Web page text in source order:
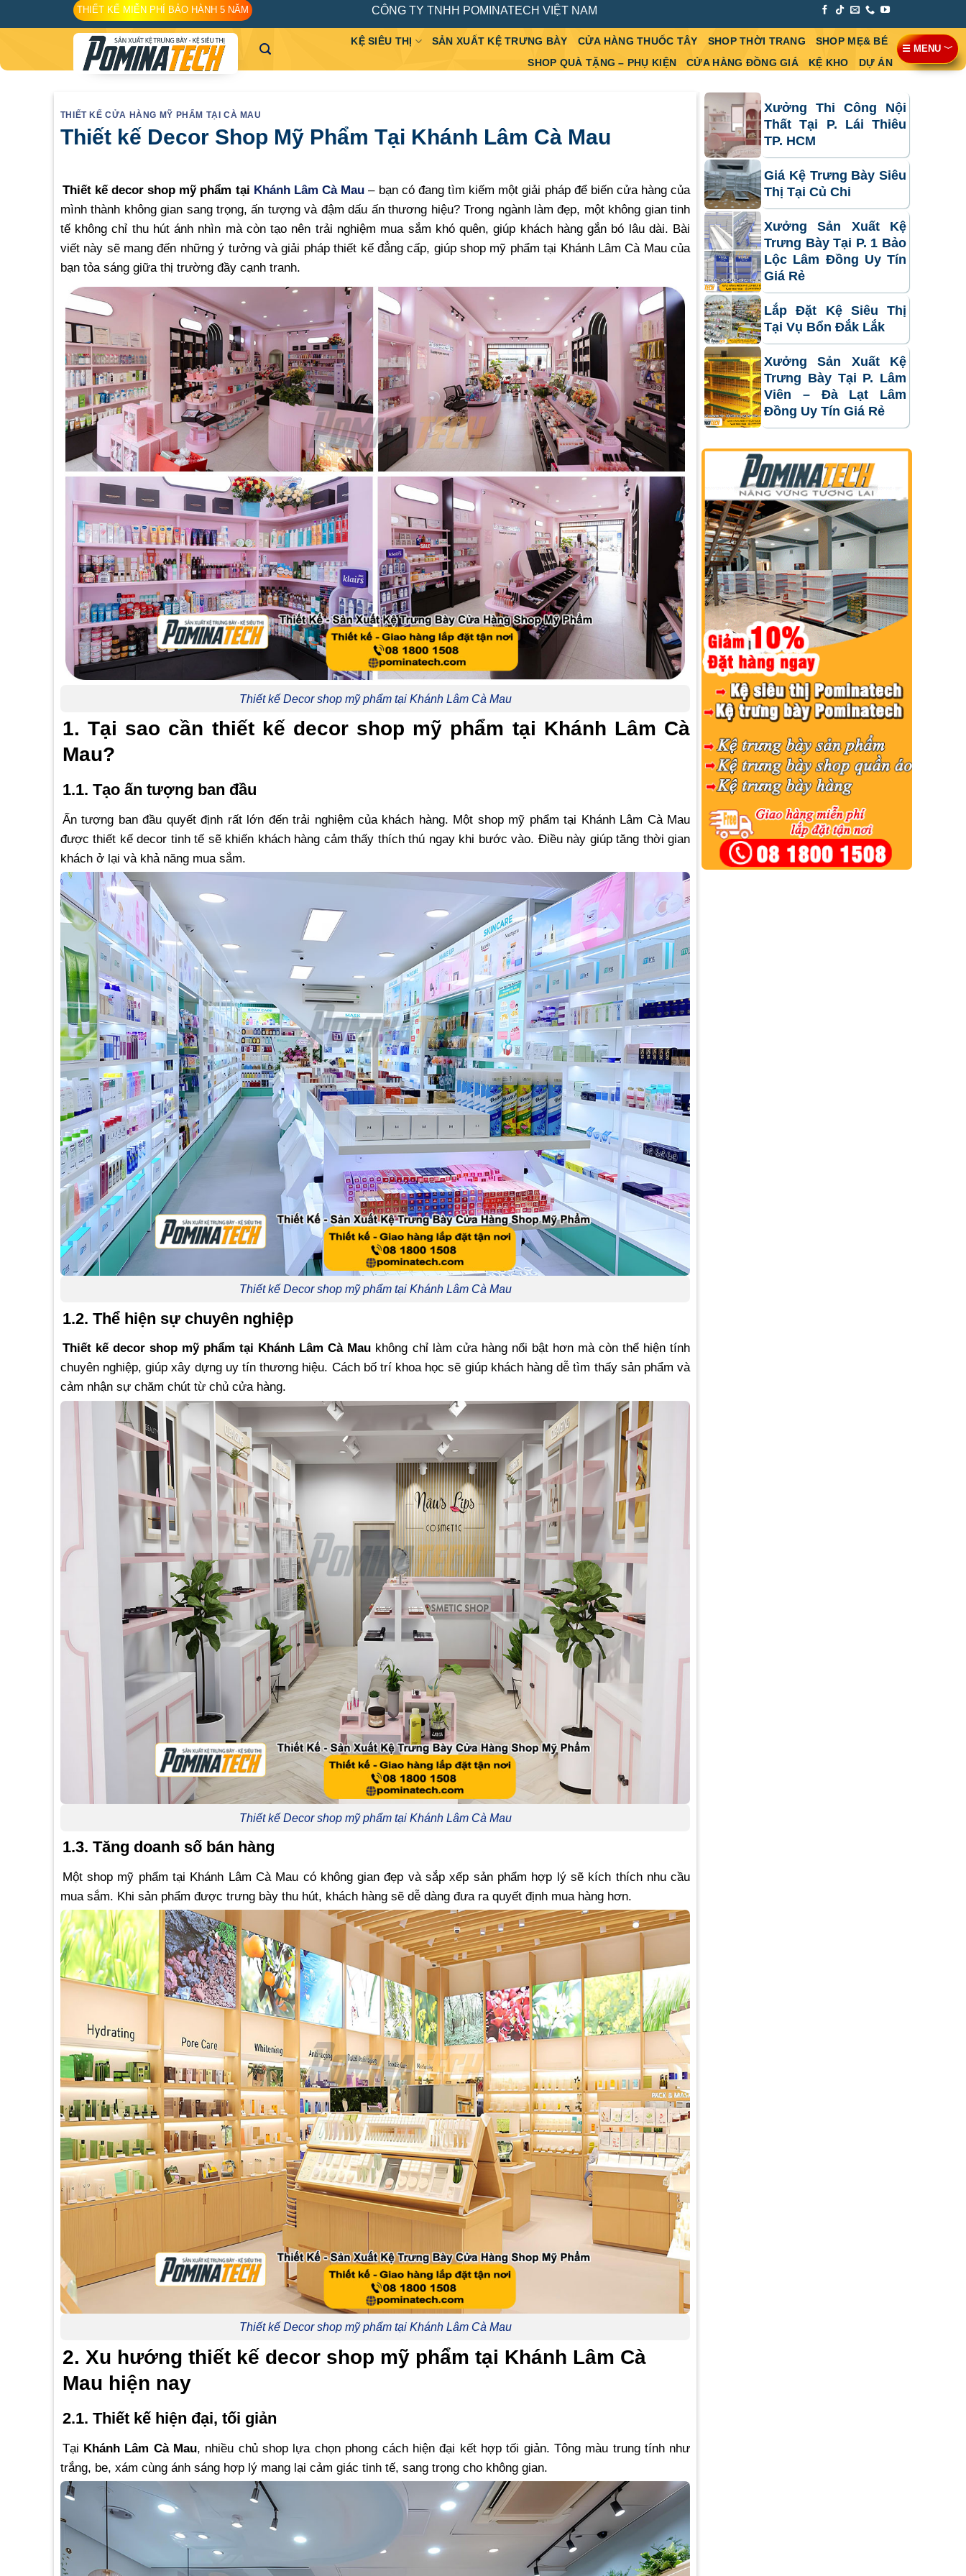
to
THIẾT KẾ MIỄN PHÍ BẢO HÀNH 5 NĂM CÔNG TY TNHH POMINATECH VIỆT NAM
KỆ SIÊU THỊ SẢN XUẤT KỆ TRƯNG BÀY CỬA HÀNG THUỐC TÂY SHOP THỜI TRANG
SHOP MẸ& BÉ
SHOP QUÀ TẶNG – PHỤ KIỆN
CỬA HÀNG ĐỒNG GIÁ KỆ KHO DỰ ÁN
THIẾT KẾ CỬA HÀNG MỸ PHẨM TẠI CÀ MAU
Thiết kế Decor Shop Mỹ Phẩm Tại Khánh Lâm Cà Mau
Thiết kế decor shop mỹ phẩm tại Khánh Lâm Cà Mau – bạn có đang tìm kiếm một giải pháp để biến cửa hàng của
mình thành không gian sang trọng, ấn tượng và đậm dấu ấn thương hiệu? Trong ngành làm đẹp, một không gian tinh
tế không chỉ thu hút ánh nhìn mà còn tạo nên trải nghiệm mua sắm khó quên, giúp khách hàng gắn bó lâu dài. Bài
viết này sẽ mang đến những ý tưởng và giải pháp thiết kế đẳng cấp, giúp shop mỹ phẩm tại Khánh Lâm Cà Mau của
bạn tỏa sáng giữa thị trường đầy cạnh tranh.
Thiết kế Decor shop mỹ phẩm tại Khánh Lâm Cà Mau
1. Tại sao cần thiết kế decor shop mỹ phẩm tại Khánh Lâm Cà
Mau?
1.1. Tạo ấn tượng ban đầu
Ấn tượng ban đầu quyết định rất lớn đến trải nghiệm của khách hàng. Một shop mỹ phẩm tại Khánh Lâm Cà Mau
được thiết kế decor tinh tế sẽ khiến khách hàng cảm thấy thích thú ngay khi bước vào. Điều này giúp tăng thời gian
khách ở lại và khả năng mua sắm.
Thiết kế Decor shop mỹ phẩm tại Khánh Lâm Cà Mau
1.2. Thể hiện sự chuyên nghiệp
Thiết kế decor shop mỹ phẩm tại Khánh Lâm Cà Mau không chỉ làm cửa hàng nổi bật hơn mà còn thể hiện tính
chuyên nghiệp, giúp xây dựng uy tín thương hiệu. Cách bố trí khoa học sẽ giúp khách hàng dễ tìm thấy sản phẩm và
cảm nhận sự chăm chút từ chủ cửa hàng.
Thiết kế Decor shop mỹ phẩm tại Khánh Lâm Cà Mau
1.3. Tăng doanh số bán hàng
Một shop mỹ phẩm tại Khánh Lâm Cà Mau có không gian đẹp và sắp xếp sản phẩm hợp lý sẽ kích thích nhu cầu
mua sắm. Khi sản phẩm được trưng bày thu hút, khách hàng sẽ dễ dàng đưa ra quyết định mua hàng hơn.
Thiết kế Decor shop mỹ phẩm tại Khánh Lâm Cà Mau
2. Xu hướng thiết kế decor shop mỹ phẩm tại Khánh Lâm Cà
Mau hiện nay
2.1. Thiết kế hiện đại, tối giản
Tại Khánh Lâm Cà Mau, nhiều chủ shop lựa chọn phong cách hiện đại kết hợp tối giản. Tông màu trung tính như
trắng, be, xám cùng ánh sáng hợp lý mang lại cảm giác tinh tế, sang trọng cho không gian.
Xưởng Thi Công Nội
Thất Tại P. Lái Thiêu
TP. HCM
Giá Kệ Trưng Bày Siêu
Thị Tại Củ Chi
Xưởng Sản Xuất Kệ
Trưng Bày Tại P. 1 Bảo
Lộc Lâm Đồng Uy Tín
Giá Rẻ
Lắp Đặt Kệ Siêu Thị
Tại Vụ Bổn Đắk Lắk
Xưởng Sản Xuất Kệ
Trưng Bày Tại P. Lâm
Viên – Đà Lạt Lâm
Đồng Uy Tín Giá Rẻ
☰ MENU ﹀